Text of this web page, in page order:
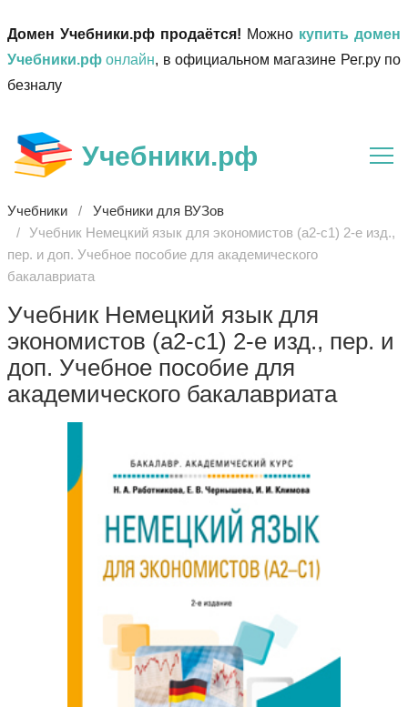
Домен Учебники.рф продаётся! Можно купить домен
Учебники.рф онлайн, в официальном магазине Рег.ру по
безналу
Учебники.рф
Учебники
Учебники для ВУЗов
Учебник Немецкий язык для экономистов (a2-c1) 2-е изд.,
пер. и доп. Учебное пособие для академического
бакалавриата
Учебник Немецкий язык для
экономистов (a2-c1) 2-е изд., пер. и
доп. Учебное пособие для
академического бакалавриата